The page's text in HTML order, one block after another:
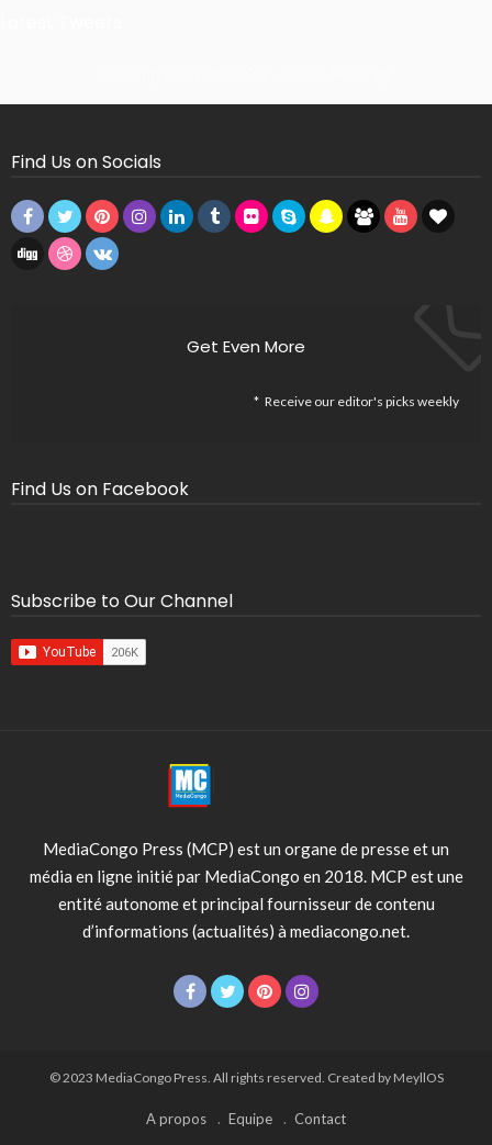
Find Us on Socials
Get Even More
Receive our editor's picks weekly
Find Us on Facebook
Subscribe to Our Channel
MediaCongo Press (MCP) est un organe de presse et un
média en ligne initié par MediaCongo en 2018. MCP est une
entité autonome et principal fournisseur de contenu
d’informations (actualités) à mediacongo.net.
© 2023 MediaCongo Press. All rights reserved. Created by MeyllOS
A propos Equipe Contact